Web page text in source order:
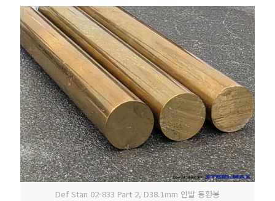
Def Stan 02-833 Part 2, D38.1mm 인발 동환봉